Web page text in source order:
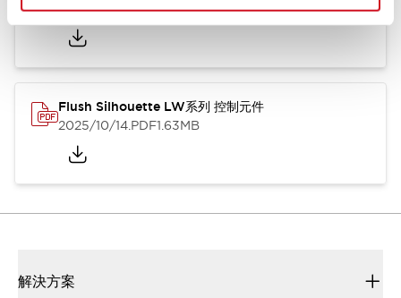
2025/09/19.PDF1.23MB
Flush Silhouette LW系列 控制元件
2025/10/14.PDF1.63MB
解決方案